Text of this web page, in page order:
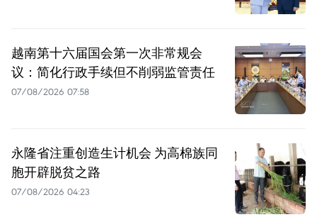
越南第十六届国会第一次非常规会
议：简化行政手续但不削弱监管责任
07/08/2026 07:58
永隆省注重创造生计机会 为高棉族同
胞开辟脱贫之路
07/08/2026 04:23